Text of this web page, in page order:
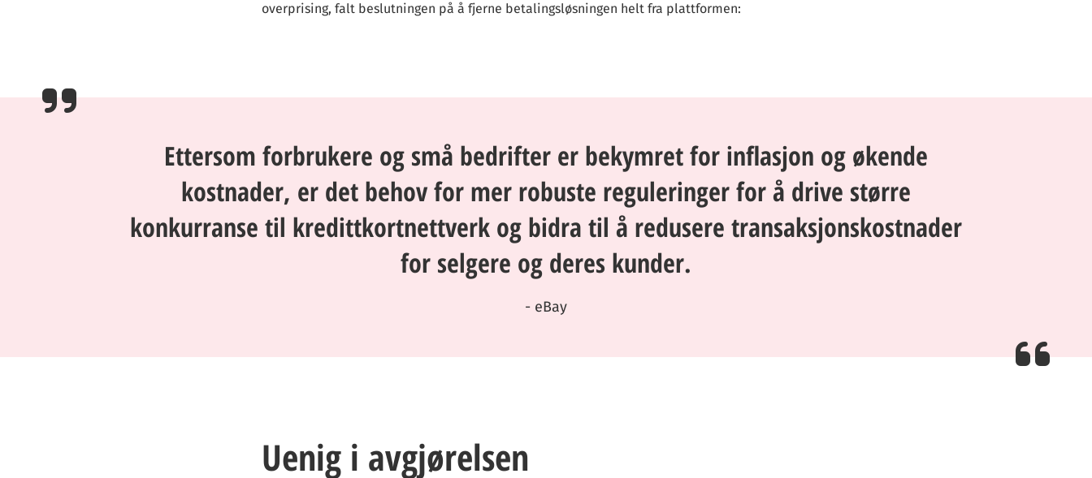
overprising, falt beslutningen på å fjerne betalingsløsningen helt fra plattformen:
Ettersom forbrukere og små bedrifter er bekymret for inflasjon og økende
kostnader, er det behov for mer robuste reguleringer for å drive større
konkurranse til kredittkortnettverk og bidra til å redusere transaksjonskostnader
for selgere og deres kunder.
- eBay
Uenig i avgjørelsen